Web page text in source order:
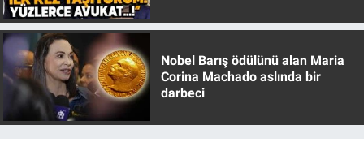
Nobel Barış ödülünü alan Maria
Corina Machado aslında bir
darbeci